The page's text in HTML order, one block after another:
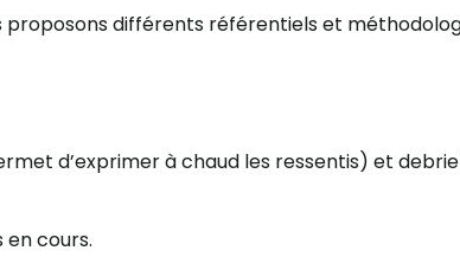
proposons différents référentiels et
d’exprimer à chaud les ressentis) et
cours.